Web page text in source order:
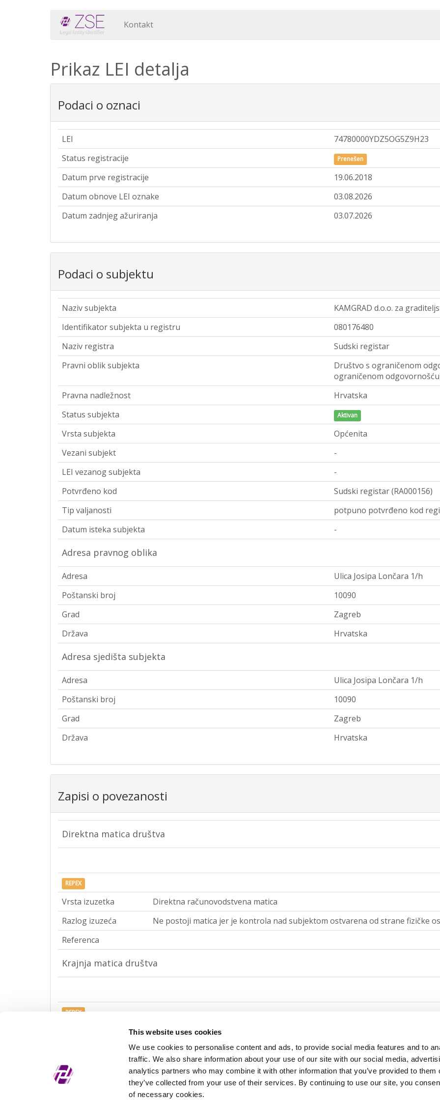
This website uses cookies
We use cookies to personalise content and ads, to provide social media features and to
traffic. We also share information about your use of our site with our social media,
analytics partners who may combine it with other information that you’ve provided to them
they’ve collected from your use of their services. By continuing to use our site, you
of necessary cookies.
Kontakt
Prikaz LEI detalja
Podaci o oznaci
LEI
74780000YDZ5OG5Z9H23
Status registracije
Prenešen
Datum prve registracije
19.06.2018
Datum obnove LEI oznake
03.08.2026
Datum zadnjeg ažuriranja
03.07.2026
Podaci o subjektu
Naziv subjekta
KAMGRAD d.o.o. za
Identifikator subjekta u registru
080176480
Naziv registra
Sudski registar
Pravni oblik subjekta
Društvo s ograničenom
ograničenom
Pravna nadležnost
Hrvatska
Status subjekta
Aktivan
Vrsta subjekta
Općenita
Vezani subjekt
-
LEI vezanog subjekta
-
Potvrđeno kod
Sudski registar (RA000156)
Tip valjanosti
potpuno potvrđeno kod
Datum isteka subjekta
-
Adresa pravnog oblika
Adresa
Ulica Josipa Lončara 1/h
Poštanski broj
10090
Grad
Zagreb
Država
Hrvatska
Adresa sjedišta subjekta
Adresa
Ulica Josipa Lončara 1/h
Poštanski broj
10090
Grad
Zagreb
Država
Hrvatska
Zapisi o povezanosti
Direktna matica društva
REPEX
Vrsta izuzetka
Direktna računovodstvena matica
Razlog izuzeća
Ne postoji matica jer je kontrola nad subjektom ostvarena od strane fizičke
Referenca
Krajnja matica društva
REPEX
Krajnja računovodstvena matica
Ne postoji matica jer je kontrola nad subjektom ostvarena od strane fizičke
Referenca